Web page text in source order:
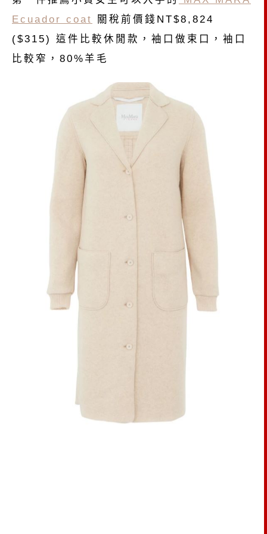
Ecuador coat
關稅前價錢NT$8,824
($315) 這件比較休閒款，袖口做束口，袖口
比較窄，80%羊毛